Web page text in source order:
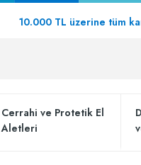
10.000 TL üzerine tüm
Cerrahi ve Protetik El
Aletleri